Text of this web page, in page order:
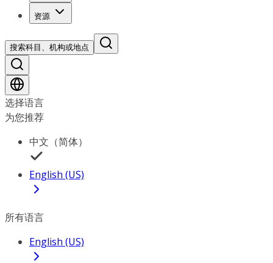
资源
搜索科目、机构或地点
选择语言
为您推荐
中文（简体）
English (US)
所有语言
English (US)